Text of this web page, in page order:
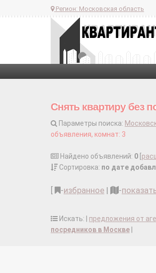
Регион: Московская область
Снять квартиру без
Параметры поиска:
объявления, комнат: 3
Найдено объявлений: 0
Сортировка: по дате
-избранное | -
Искать: | предложения от
посредников в Москве